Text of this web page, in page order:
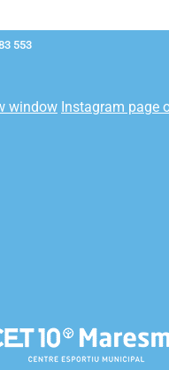
553
window Instagram page